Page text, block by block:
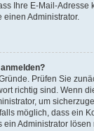
Ihre E-Mail-Adresse
einen Administrator.
Prüfen Sie
richtig sind. Wenn
um
möglich, dass ein
Administrator lösen